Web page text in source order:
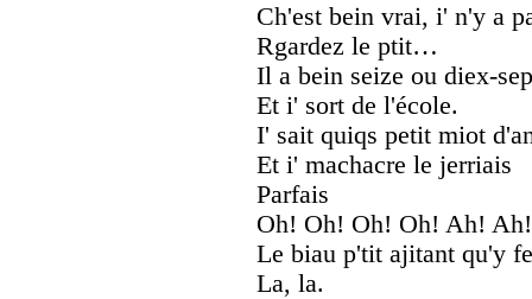
Ch'est bein vrai, i' n'y a
Rgardez le ptit…
Il a bein seize ou diex-
Et i' sort de l'école.
I' sait quiqs petit miot
Et i' machacre le jerriais
Parfais
Oh! Oh! Oh! Oh! Ah!
Le biau p'tit ajitant qu'y
La, la.